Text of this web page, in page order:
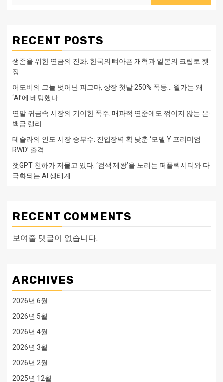
RECENT POSTS
생존을 위한 연금의 진화: 한국의 뼈아픈 개혁과 일본의 크립토 헷
징
어도비의 그늘 벗어난 피그마, 상장 첫날 250% 폭등… 월가는 왜
‘AI’에 베팅했나
연말 귀금속 시장의 기이한 폭주: 매파적 연준에도 꺾이지 않는 은·
백금 랠리
테슬라의 인도 시장 승부수: 진입장벽 확 낮춘 ‘모델 Y 프리미엄
RWD’ 출격
챗GPT 천하가 저물고 있다: ‘검색 제왕’을 노리는 퍼플렉시티와 다
극화되는 AI 생태계
RECENT COMMENTS
보여줄 댓글이 없습니다.
ARCHIVES
2026년 6월
2026년 5월
2026년 4월
2026년 3월
2026년 2월
2025년 12월